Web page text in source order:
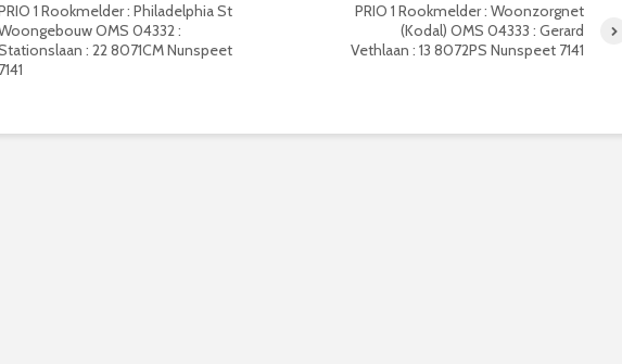
1 Rookmelder : Philadelphia St
OMS 04332 :
: 22 8071CM Nunspeet
7141
PRIO 1 Rookmelder : Woonzorgnet
(Kodal) OMS 04333 : Gerard
Vethlaan : 13 8072PS Nunspeet 7141